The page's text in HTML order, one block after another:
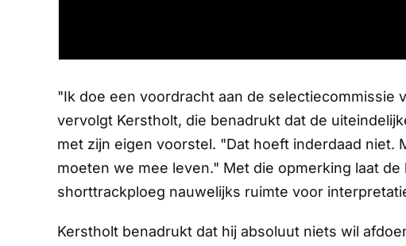
"Ik doe een voordracht aan de selectiecommissie
vervolgt Kerstholt, die benadrukt dat de
met zijn eigen voorstel. "Dat hoeft inderdaad niet.
moeten we mee leven." Met die opmerking laat
shorttrackploeg nauwelijks ruimte voor
Kerstholt benadrukt dat hij absoluut niets wil